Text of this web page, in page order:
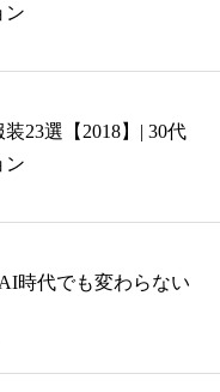
ン
23選【2018】| 30代
ン
時代でも変わらない